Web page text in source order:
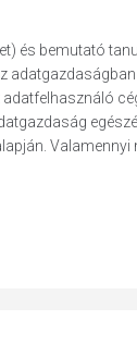
és bemutató
Valamennyi